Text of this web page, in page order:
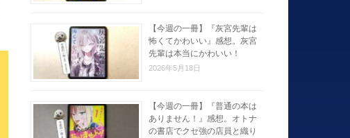
【今週の一冊】『灰宮先輩は
怖くてかわいい』感想。灰宮
先輩は本当にかわいい！
2026年5月18日
【今週の一冊】『普通の本は
ありません！』感想。オトナ
の書店でクセ強の店員と織り